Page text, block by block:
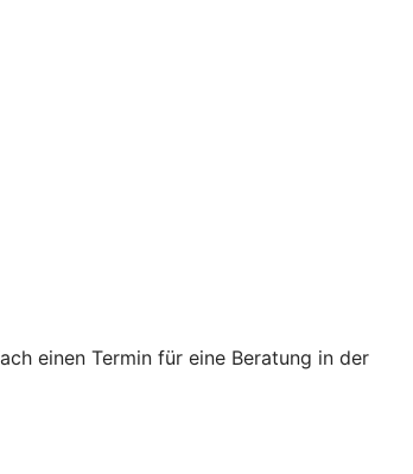
einen Termin für eine Beratung in der